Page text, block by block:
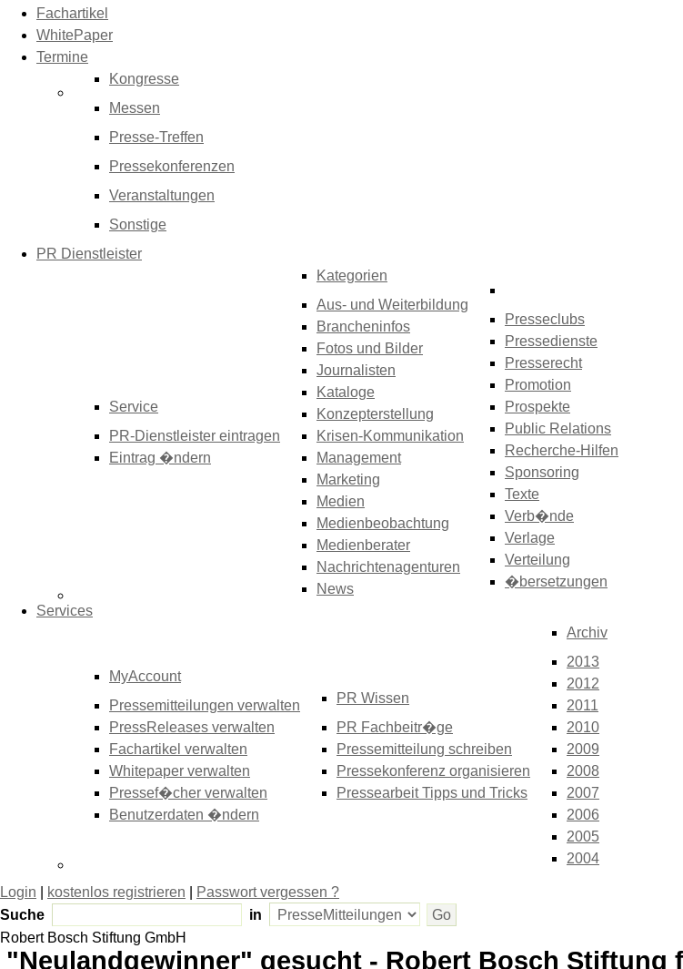
Fachartikel
WhitePaper
Termine
Kongresse
Messen
Presse-Treffen
Pressekonferenzen
Veranstaltungen
Sonstige
PR Dienstleister
Service
PR-Dienstleister eintragen
Eintrag �ndern
Kategorien
Aus- und Weiterbildung
Brancheninfos
Fotos und Bilder
Journalisten
Kataloge
Konzepterstellung
Krisen-Kommunikation
Management
Marketing
Medien
Medienbeobachtung
Medienberater
Nachrichtenagenturen
News
Presseclubs
Pressedienste
Presserecht
Promotion
Prospekte
Public Relations
Recherche-Hilfen
Sponsoring
Texte
Verb�nde
Verlage
Verteilung
�bersetzungen
Services
MyAccount
Pressemitteilungen verwalten
PressReleases verwalten
Fachartikel verwalten
Whitepaper verwalten
Pressef�cher verwalten
Benutzerdaten �ndern
PR Wissen
PR Fachbeitr�ge
Pressemitteilung schreiben
Pressekonferenz organisieren
Pressearbeit Tipps und Tricks
Archiv
2013
2012
2011
2010
2009
2008
2007
2006
2005
2004
Login kostenlos registrieren
Passwort vergessen ?
Suche
in
Robert Bosch Stiftung GmbH
"Neulandgewinner" gesucht - Robert Bosch Stiftung